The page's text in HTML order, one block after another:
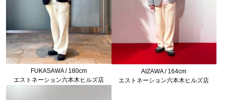
FUKASAWA / 180cm
エストネーション六本木ヒルズ店
AIZAWA / 164cm
エストネーション六本木ヒルズ店